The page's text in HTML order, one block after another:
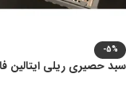
-5%
سبد حصیری ریلی ایتالین